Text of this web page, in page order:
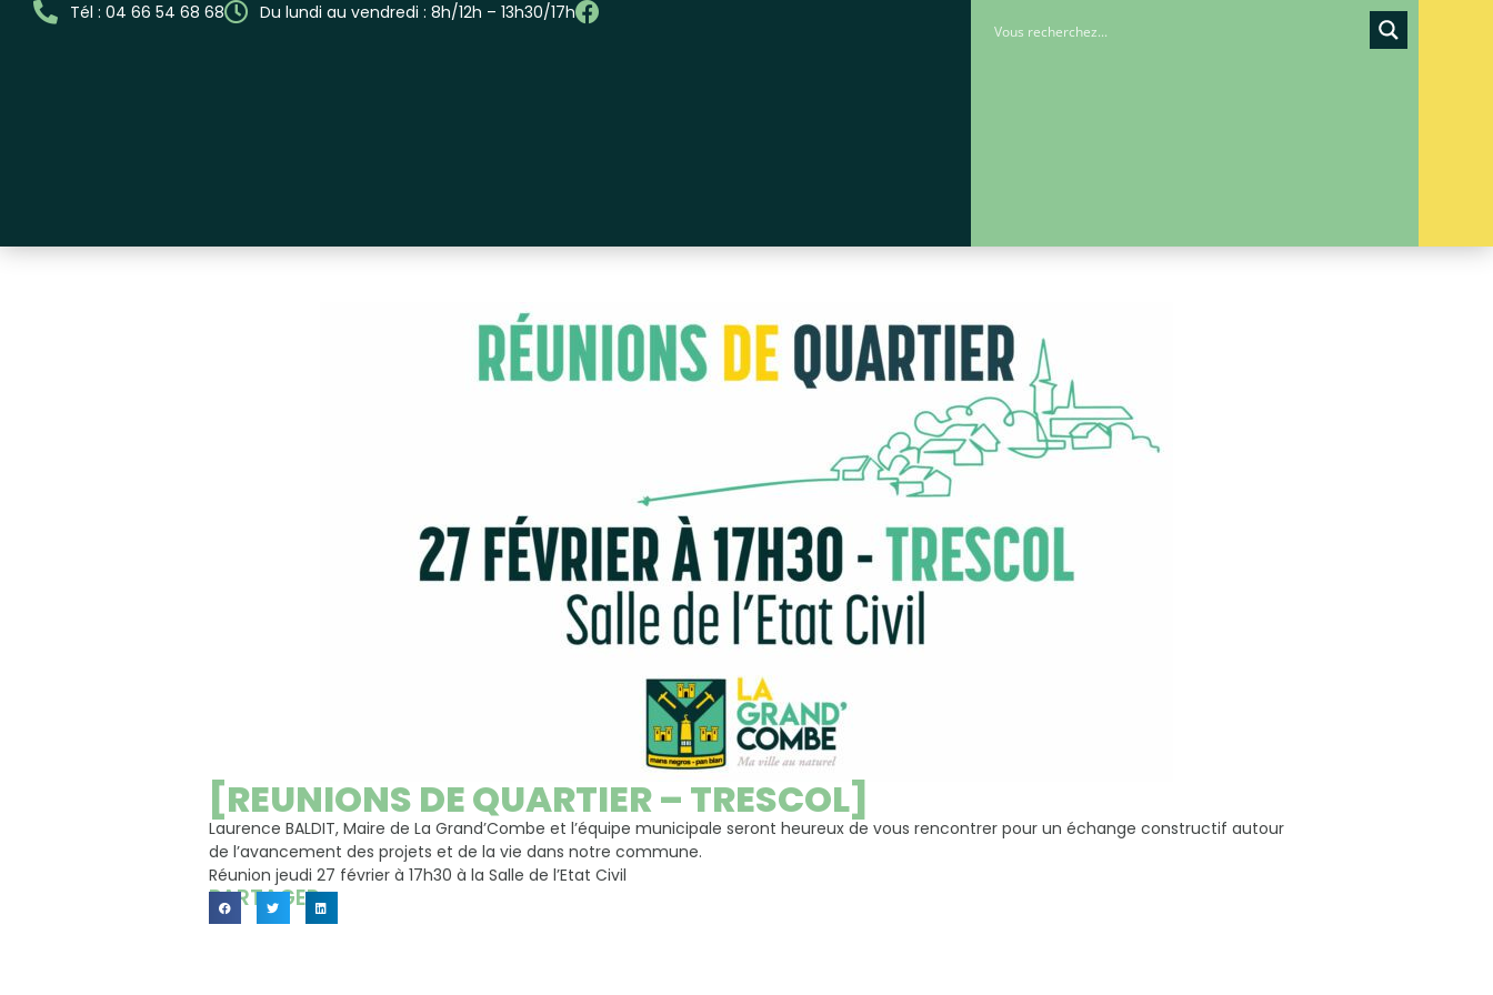
Tél : 04 66 54 68 68 Du lundi au vendredi : 8h/12h – 13h30/17h
[REUNIONS DE QUARTIER – TRESCOL]
Laurence BALDIT, Maire de La Grand’Combe et l’équipe municipale seront heureux de vous rencontrer pour un échange constructif autour
de l’avancement des projets et de la vie dans notre commune.
Réunion jeudi 27 février à 17h30 à la Salle de l’Etat Civil
PARTAGER...